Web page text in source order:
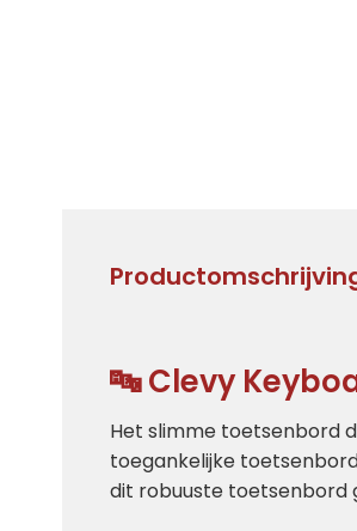
🔤 Clevy
Het slimme toetsenbord
toegankelijke
dit robuuste toetsenbord